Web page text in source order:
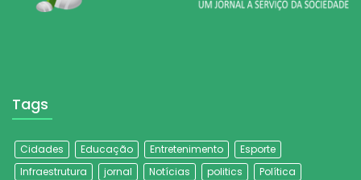
Tags
Cidades Educação Entretenimento
Esporte
Infraestrutura
jornal Notícias politics
Política